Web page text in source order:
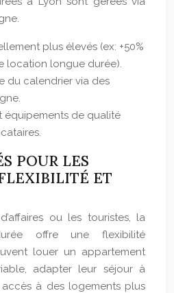
plus élevés (ex: +50%
location longue durée).
du calendrier via des
équipements de qualité
POUR LES
ET
ou les touristes, la
offre une flexibilité
louer un appartement
adapter leur séjour à
à des logements plus